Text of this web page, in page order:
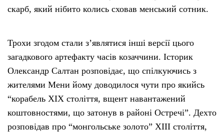
скарб, який нібито колись сховав менський сотник.
Трохи згодом стали з’являтися інші версії цього
загадкового артефакту часів козаччини. Історик
Олександр Салтан розповідає, що спілкуючись з
жителями Мени йому доводилося чути про якийсь
“корабель XIX століття, вщент навантажений
коштовностями, що затонув в районі Остречі”. Дехто
розповідав про “монгольське золото” XIII століття,